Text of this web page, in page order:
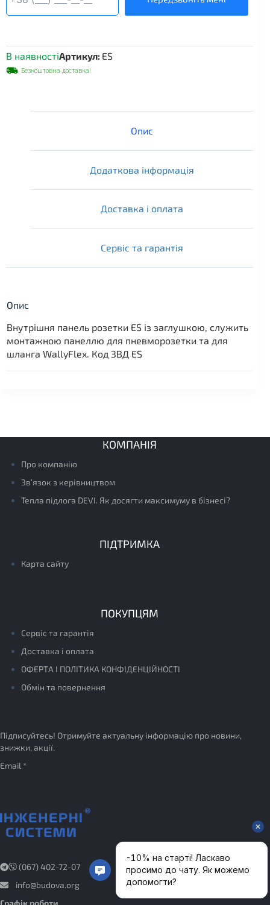
В наявностіАртикул: ES
Безкоштовна доставка!
Опис
Додаткова інформація
Доставка і оплата
Сервіс та гарантія
Опис
Внутрішня панель розетки ES із заглушкою, служить
монтажною панеллю для пневморозетки та для
шланга WallyFlex. Код ЗВД ES
КОМПАНІЯ
Про компанію
Зв’язок з керівництвом
Тепла підлога DEVI. Як досягти максимуму в бізнесі?
ПІДТРИМКА
Карта сайту
ПОКУПЦЯМ
Сервіс та гарантія
Доставка і оплата
ОФЕРТА І ПОЛІТИКА КОНФІДЕНЦІЙНОСТІ
Обмін та повернення
Підписуйтесь! Отримуйте актуальну інформацію про новини,
знижки, акції.
Email *
(067) 402-72-07
info@budova.org
Графік роботи